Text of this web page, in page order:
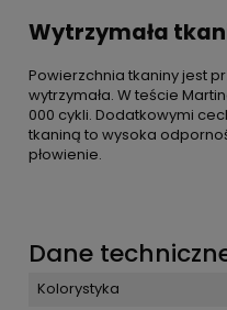
Wytrzymała
Powierzchnia tkaniny jest
wytrzymała. W teście
000 cykli. Dodatkowymi
tkaniną to wysoka
płowienie.
Dane
Kolorystyka